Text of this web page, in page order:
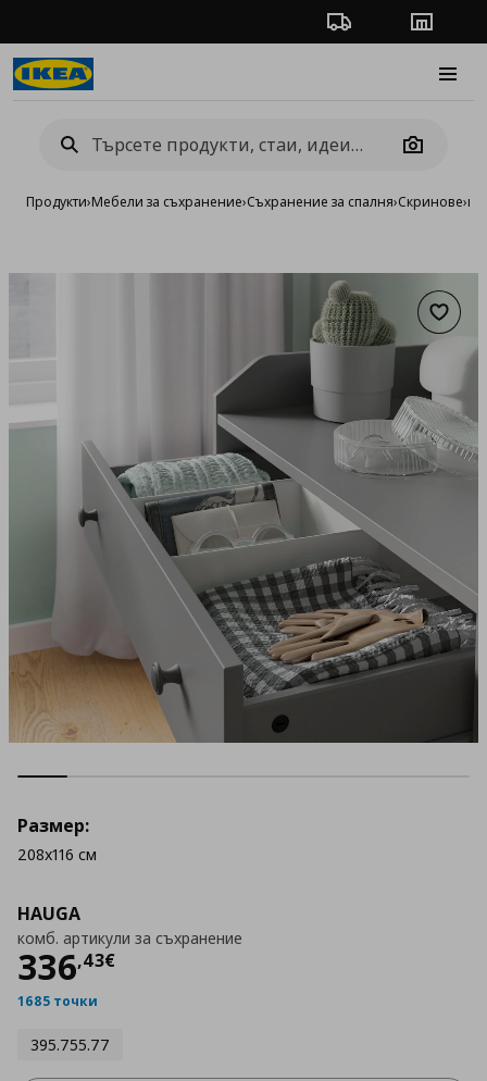
Проследяване на
Camera
Продукти›Мебели за съхранение›Съхранение за спалня›Скринове›
HAUGA
комб. артикули за съхранение
336,43€
Цена
1685 точки
395.755.77
Размер:
208x116 см